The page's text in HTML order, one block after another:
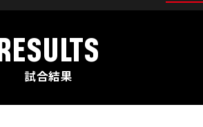
試合結果